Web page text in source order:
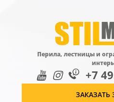
Перила, лестницы и
+7
ЗАКАЗАТЬ